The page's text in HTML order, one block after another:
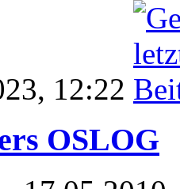
12:22
OSLOG